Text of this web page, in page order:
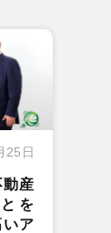
25日
動産
を
いア